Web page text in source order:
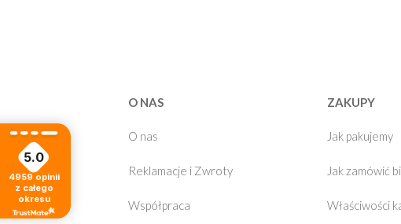
O NAS
O nas
Reklamacje i Zwroty
Współpraca
ZAKUPY
Jak pakujemy
Jak zamówić
Właściwości
5.0
4959 opinii
z całego
okresu